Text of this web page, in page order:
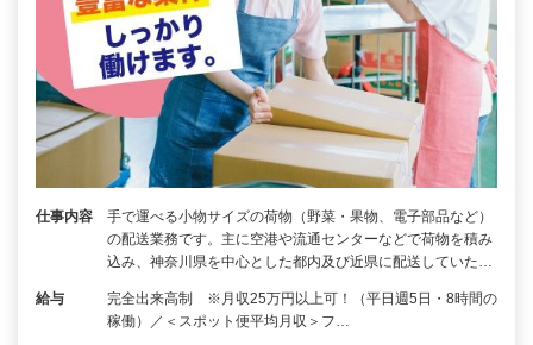
仕事内容
手で運べる小物サイズの荷物（野菜・果物、電子部品など）
の配送業務です。主に空港や流通センターなどで荷物を積み
込み、神奈川県を中心とした都内及び近県に配送していた…
給与
完全出来高制 ※月収25万円以上可！（平日週5日・8時間の
稼働）／＜スポット便平均月収＞フ…